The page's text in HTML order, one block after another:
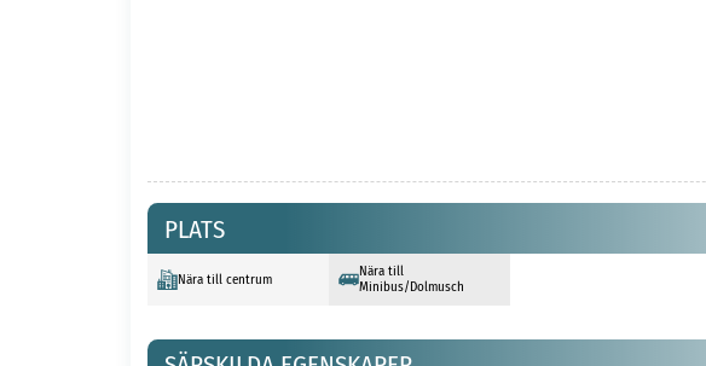
PLATS
Nära till centrum
Nära till
Minibus/Dolmusch